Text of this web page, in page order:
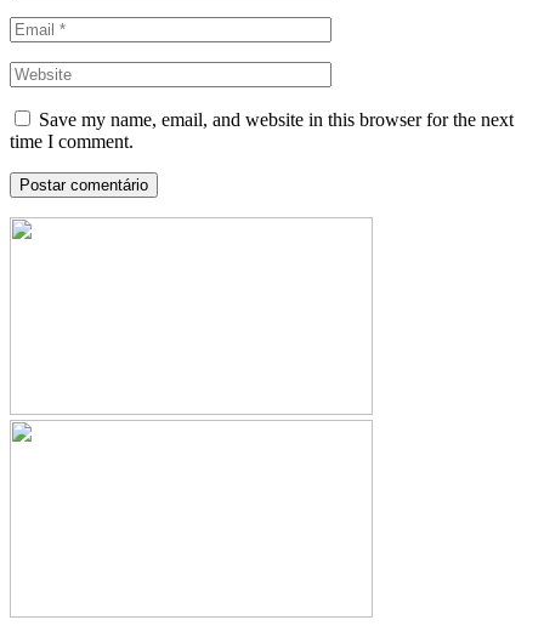
Save my name, email, and website in this browser for the next
time I comment.